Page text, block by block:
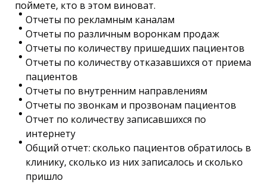
поймете, кто в этом виноват.
Отчеты по рекламным каналам
Отчеты по различным воронкам продаж
Отчеты по количеству пришедших пациентов
Отчеты по количеству отказавшихся от приема
пациентов
Отчеты по внутренним направлениям
Отчеты по звонкам и прозвонам пациентов
Отчет по количеству записавшихся по
интернету
Общий отчет: сколько пациентов обратилось в
клинику, сколько из них записалось и сколько
пришло